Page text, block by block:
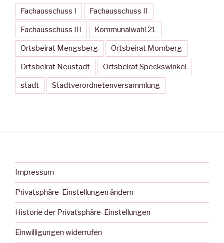
Fachausschuss I Fachausschuss II
Fachausschuss III Kommunalwahl 21
Ortsbeirat Mengsberg Ortsbeirat Momberg
Ortsbeirat Neustadt Ortsbeirat Speckswinkel
stadt Stadtverordnetenversammlung
Impressum
Privatsphäre-Einstellungen ändern
Historie der Privatsphäre-Einstellungen
Einwilligungen widerrufen